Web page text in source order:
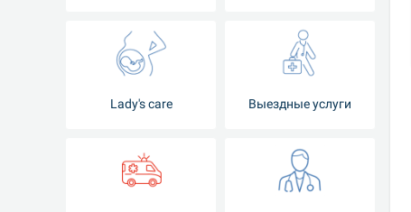
Lady's care Выездные услуги